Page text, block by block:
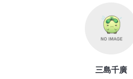
三島千廣